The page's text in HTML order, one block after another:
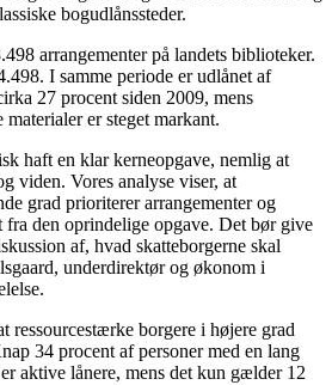
bogudlånssteder.
arrangementer på landets biblioteker.
I samme periode er udlånet af
27 procent siden 2009, mens
er steget markant.
haft en klar kerneopgave, nemlig at
viden. Vores analyse viser, at
grad prioriterer arrangementer og
den oprindelige opgave. Det bør give
af, hvad skatteborgerne skal
underdirektør og økonom i
ressourcestærke borgere i højere grad
34 procent af personer med en lang
aktive lånere, mens det kun gælder 12